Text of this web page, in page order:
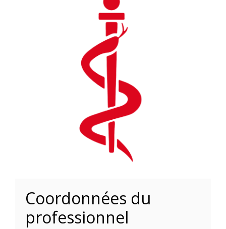
Coordonnées du
professionnel